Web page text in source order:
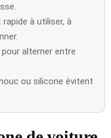
à utiliser, à
alterner entre
ou silicone évitent